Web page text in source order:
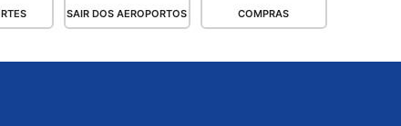
SAIR DOS AEROPORTOS COMPRAS